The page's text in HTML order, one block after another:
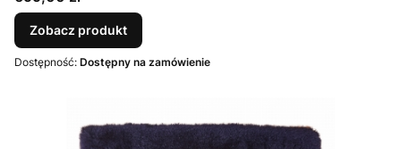
Zobacz produkt
Dostępność: Dostępny na zamówienie